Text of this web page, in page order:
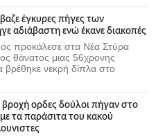
έγκυρες πήγες των
αδιάβαστη ενώ έκανε διακοπές
προκάλεσε στα Νέα Στύρα
θάνατος μιας 56χρονης
βρέθηκε νεκρή δίπλα στο
βροχή ορδες δούλοι πήγαν στο
τα παράσιτα του κακού